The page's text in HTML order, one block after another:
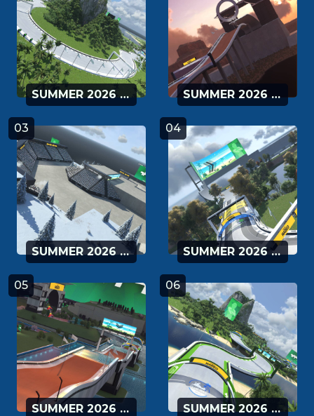
SUMMER 2026 - 01 SUMMER 2026 - 02
03
SUMMER 2026 - 03
04
SUMMER 2026 - 04
05
SUMMER 2026 - 05
06
SUMMER 2026 - 06